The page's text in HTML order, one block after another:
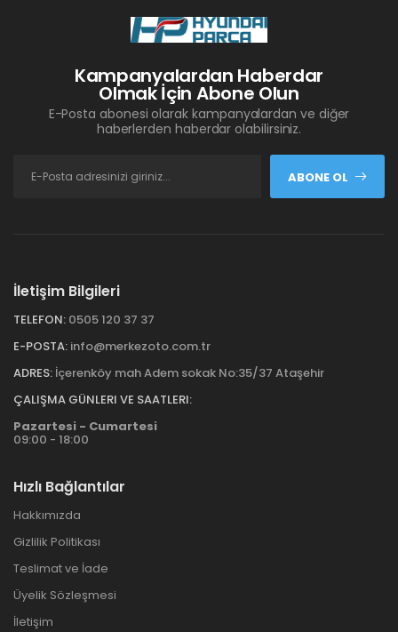
Kampanyalardan Haberdar
Olmak İçin Abone Olun
E-Posta abonesi olarak kampanyalardan ve diğer
haberlerden haberdar olabilirsiniz.
ABONE OL
İletişim Bilgileri
TELEFON: 0505 120 37 37
E-POSTA: info@merkezoto.com.tr
ADRES: İçerenköy mah Adem sokak No:35/37 Ataşehir
ÇALIŞMA GÜNLERI VE SAATLERI:
Pazartesi - Cumartesi
09:00 - 18:00
Hızlı Bağlantılar
Hakkımızda
Gizlilik Politikası
Teslimat ve İade
Üyelik Sözleşmesi
İletişim